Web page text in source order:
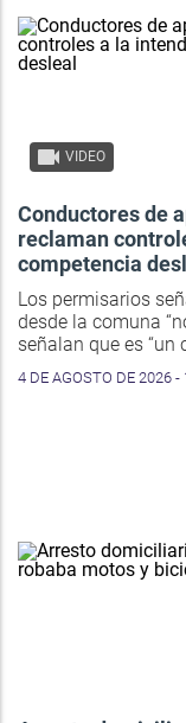
VIDEO
Conductores de
reclaman
competencia
Los permisarios
desde la comuna
señalan que es “un
4 DE AGOSTO DE 2026 -